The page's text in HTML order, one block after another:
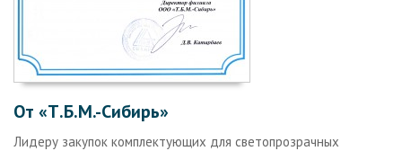
От «Т.Б.М.-Сибирь»
Лидеру закупок комплектующих для светопрозрачных